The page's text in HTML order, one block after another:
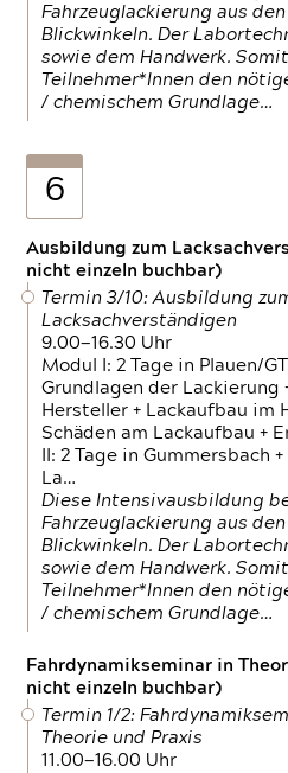
Fahrzeuglackierung aus
Blickwinkeln. Der
sowie dem Handwerk.
Teilnehmer*Innen den
/ chemischem Grundlage…
6
Ausbildung zum
nicht einzeln buchbar)
Termin 3/10: Ausbildung
Lacksachverständigen
9.00—16.30 Uhr
Modul I: 2 Tage in Plauen/
Grundlagen der Lackierung
Hersteller + Lackaufbau im
Schäden am Lackaufbau +
II: 2 Tage in Gummersbach
La…
Diese Intensivausbildung
Fahrzeuglackierung aus
Blickwinkeln. Der
sowie dem Handwerk.
Teilnehmer*Innen den
/ chemischem Grundlage…
Fahrdynamikseminar in
nicht einzeln buchbar)
Termin 1/2:
Theorie und Praxis
11.00—16.00 Uhr